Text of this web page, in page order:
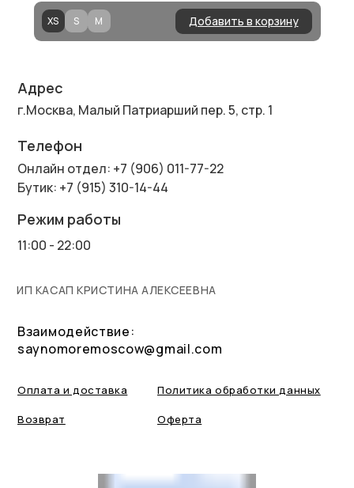
XS S M Добавить в корзину
Оферта
Оплата и доставка
Возврат
Политика обработки данных
Взаимодействие:
saynomoremoscow@gmail.com
Адрес
г.Москва, Малый Патриарший пер. 5, стр. 1
Режим работы
11:00 - 22:00
Телефон
Онлайн отдел: +7 (906) 011-77-22
Бутик: +7 (915) 310-14-44
ИП КАСАП КРИСТИНА АЛЕКСЕЕВНА